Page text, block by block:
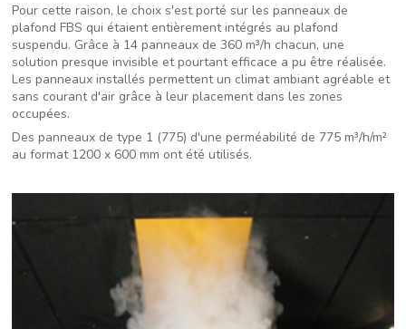
Pour cette raison, le choix s'est porté sur les panneaux de
plafond FBS qui étaient entièrement intégrés au plafond
suspendu. Grâce à 14 panneaux de 360 m³/h chacun, une
solution presque invisible et pourtant efficace a pu être réalisée.
Les panneaux installés permettent un climat ambiant agréable et
sans courant d'air grâce à leur placement dans les zones
occupées.
Des panneaux de type 1 (775) d'une perméabilité de 775 m³/h/m²
au format 1200 x 600 mm ont été utilisés.